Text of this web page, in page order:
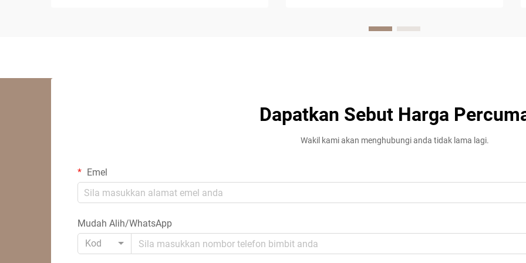
Dapatkan Sebut Harga
Wakil kami akan menghubungi anda tidak lama lagi.
Emel
Mudah Alih/WhatsApp
Kod